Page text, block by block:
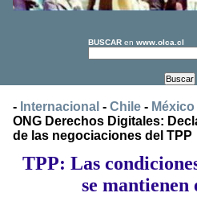
BUSCAR en www.olca.cl
- Internacional - Chile - México
ONG Derechos Digitales:
de las negociaciones del TPP
TPP: Las
se mantienen